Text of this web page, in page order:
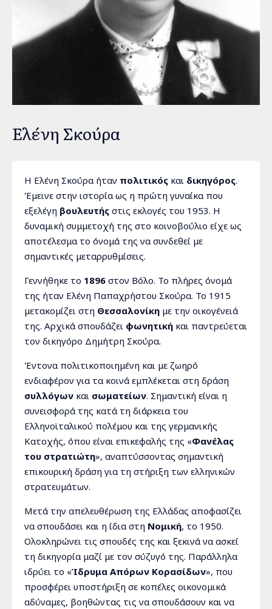
Ελένη Σκούρα
Η Ελένη Σκούρα ήταν πολιτικός και δικηγόρος.
Έμεινε στην ιστορία ως η πρώτη γυναίκα που
εξελέγη βουλευτής στις εκλογές του 1953. Η
δυναμική συμμετοχή της στο κοινοβούλιο είχε ως
αποτέλεσμα το όνομά της να συνδεθεί με
σημαντικές μεταρρυθμίσεις.
Γεννήθηκε το 1896 στον Βόλο. Το πλήρες όνομά
της ήταν Ελένη Παπαχρήστου Σκούρα. Το 1915
μετακομίζει στη Θεσσαλονίκη με την οικογένειά
της. Αρχικά σπουδάζει φωνητική και παντρεύεται
τον δικηγόρο Δημήτρη Σκούρα.
Έντονα πολιτικοποιημένη και με ζωηρό
ενδιαφέρον για τα κοινά εμπλέκεται στη δράση
συλλόγων και σωματείων. Σημαντική είναι η
συνεισφορά της κατά τη διάρκεια του
Ελληνοϊταλικού πολέμου και της γερμανικής
Κατοχής, όπου είναι επικεφαλής της «Φανέλας
του στρατιώτη», αναπτύσσοντας σημαντική
επικουρική δράση για τη στήριξη των ελληνικών
στρατευμάτων.
Μετά την απελευθέρωση της Ελλάδας αποφασίζει
να σπουδάσει και η ίδια στη Νομική, το 1950.
Ολοκληρώνει τις σπουδές της και ξεκινά να ασκεί
τη δικηγορία μαζί με τον σύζυγό της. Παράλληλα
ιδρύει το «Ίδρυμα Απόρων Κορασίδων», που
προσφέρει υποστήριξη σε κοπέλες οικονομικά
αδύναμες, βοηθώντας τις να σπουδάσουν και να